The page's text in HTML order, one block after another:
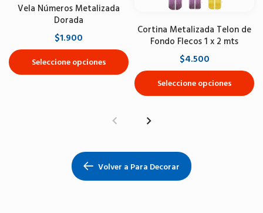
Vela Números Metalizada
Dorada
$1.900
Seleccione opciones
Cortina Metalizada Telon de
Fondo Flecos 1 x 2 mts
$4.500
Seleccione opciones
Volver a Para Decorar